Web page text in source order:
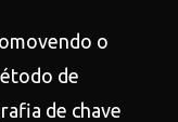
o
de
de chave